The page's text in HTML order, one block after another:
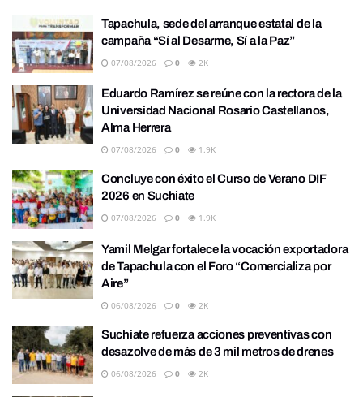
Tapachula, sede del arranque estatal de la
campaña “Sí al Desarme, Sí a la Paz”
07/08/2026 0 2K
Eduardo Ramírez se reúne con la rectora de la
Universidad Nacional Rosario Castellanos,
Alma Herrera
07/08/2026 0 1.9K
Concluye con éxito el Curso de Verano DIF
2026 en Suchiate
07/08/2026 0 1.9K
Yamil Melgar fortalece la vocación exportadora
de Tapachula con el Foro “Comercializa por
Aire”
06/08/2026 0 2K
Suchiate refuerza acciones preventivas con
desazolve de más de 3 mil metros de drenes
06/08/2026 0 2K